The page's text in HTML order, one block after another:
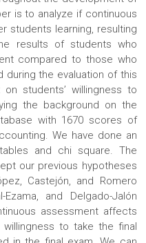
is to analyze if continuous
students learning, resulting
results of students who
compared to those who
during the evaluation of this
students’ willingness to
the background on the
with 1670 scores of
We have done an
and chi square. The
our previous hypotheses
Castejón, and Romero
Ezama, and Delgado-Jalón
assessment affects
to take the final